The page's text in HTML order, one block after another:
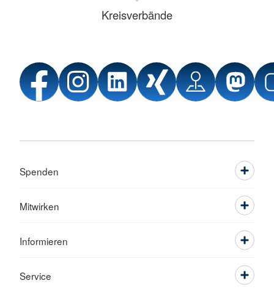
Kreisverbände
Spenden
Mitwirken
Informieren
Service